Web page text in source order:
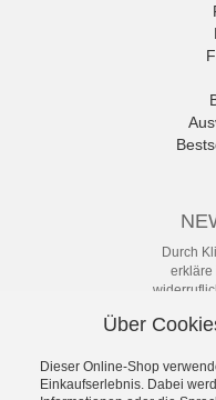
Durch
erkläre
Details
Über
Dieser Online-Shop
Einkaufserlebnis. Dabei